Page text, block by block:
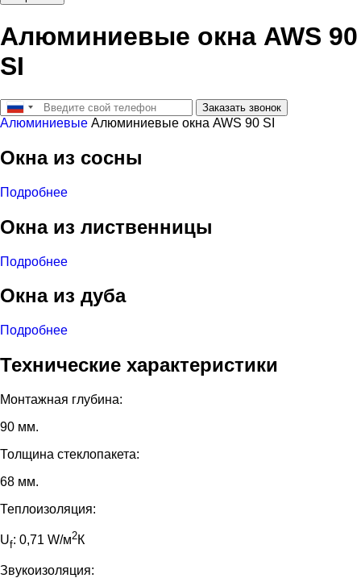
Алюминиевые окна AWS 90
SI
Заказать звонок
Алюминиевые Алюминиевые окна AWS 90 SI
Окна из сосны
Подробнее
Окна из лиственницы
Подробнее
Окна из дуба
Подробнее
Технические характеристики
Монтажная глубина:
90 мм.
Толщина стеклопакета:
68 мм.
Теплоизоляция:
Uf: 0,71 W/м2К
Звукоизоляция: